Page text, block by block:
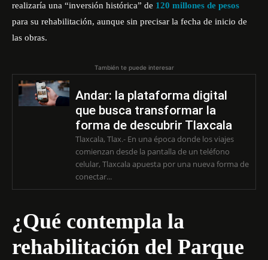
realizaría una “inversión histórica” de 120 millones de pesos
para su rehabilitación, aunque sin precisar la fecha de inicio de
las obras.
También te puede interesar
Andar: la plataforma digital
que busca transformar la
forma de descubrir Tlaxcala
Tlaxcala, Tlax.- En una época donde los viajes
comienzan desde la pantalla de un teléfono
celular, Tlaxcala apuesta por una nueva forma de
conectar...
¿Qué contempla la
rehabilitación del Parque